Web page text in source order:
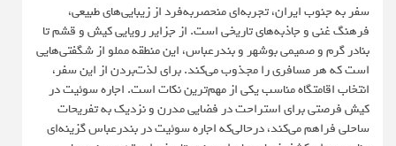
سفر به جنوب ایران، تجربه‌ای منحصر‌به‌فرد از زیبایی‌های طبیعی،
فرهنگ غنی و جاذبه‌های تاریخی است. از جزایر رویایی کیش و قشم تا
بنادر گرم و صمیمی بوشهر و بندرعباس، این منطقه مملو از شگفتی‌هایی
است که هر مسافری را مجذوب می‌کند. برای لذت‌بردن از این سفر،
انتخاب اقامتگاه مناسب یکی از مهم‌ترین نکات است. اجاره سوئیت در
کیش فرصتی برای استراحت در فضایی مدرن و نزدیک به تفریحات
ساحلی فراهم می‌کند، درحالی‌که اجاره سوئیت در بندرعباس گزینه‌ای